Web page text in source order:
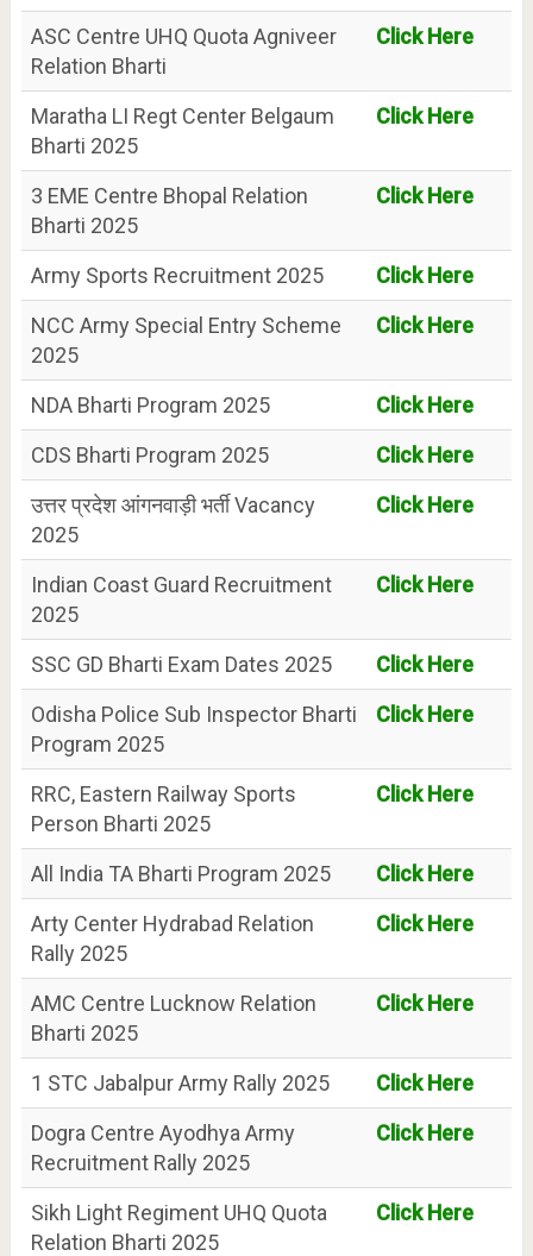
ASC Centre UHQ Quota Agniveer
Relation Bharti
Click Here
Maratha LI Regt Center Belgaum
Bharti 2025
Click Here
3 EME Centre Bhopal Relation
Bharti 2025
Click Here
Army Sports Recruitment 2025
Click Here
NCC Army Special Entry Scheme
2025
Click Here
NDA Bharti Program 2025
Click Here
CDS Bharti Program 2025
Click Here
उत्तर प्रदेश आंगनवाड़ी भर्ती Vacancy
2025
Click Here
Indian Coast Guard Recruitment
2025
Click Here
SSC GD Bharti Exam Dates 2025
Click Here
Odisha Police Sub Inspector Bharti
Program 2025
Click Here
RRC, Eastern Railway Sports
Person Bharti 2025
Click Here
All India TA Bharti Program 2025
Click Here
Arty Center Hydrabad Relation
Rally 2025
Click Here
AMC Centre Lucknow Relation
Bharti 2025
Click Here
1 STC Jabalpur Army Rally 2025
Click Here
Dogra Centre Ayodhya Army
Recruitment Rally 2025
Click Here
Sikh Light Regiment UHQ Quota
Relation Bharti 2025
Click Here